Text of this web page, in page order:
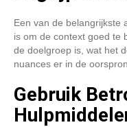
Een van de belangrijkste
is om de context goed te
de doelgroep is, wat het
nuances er in de
Gebruik